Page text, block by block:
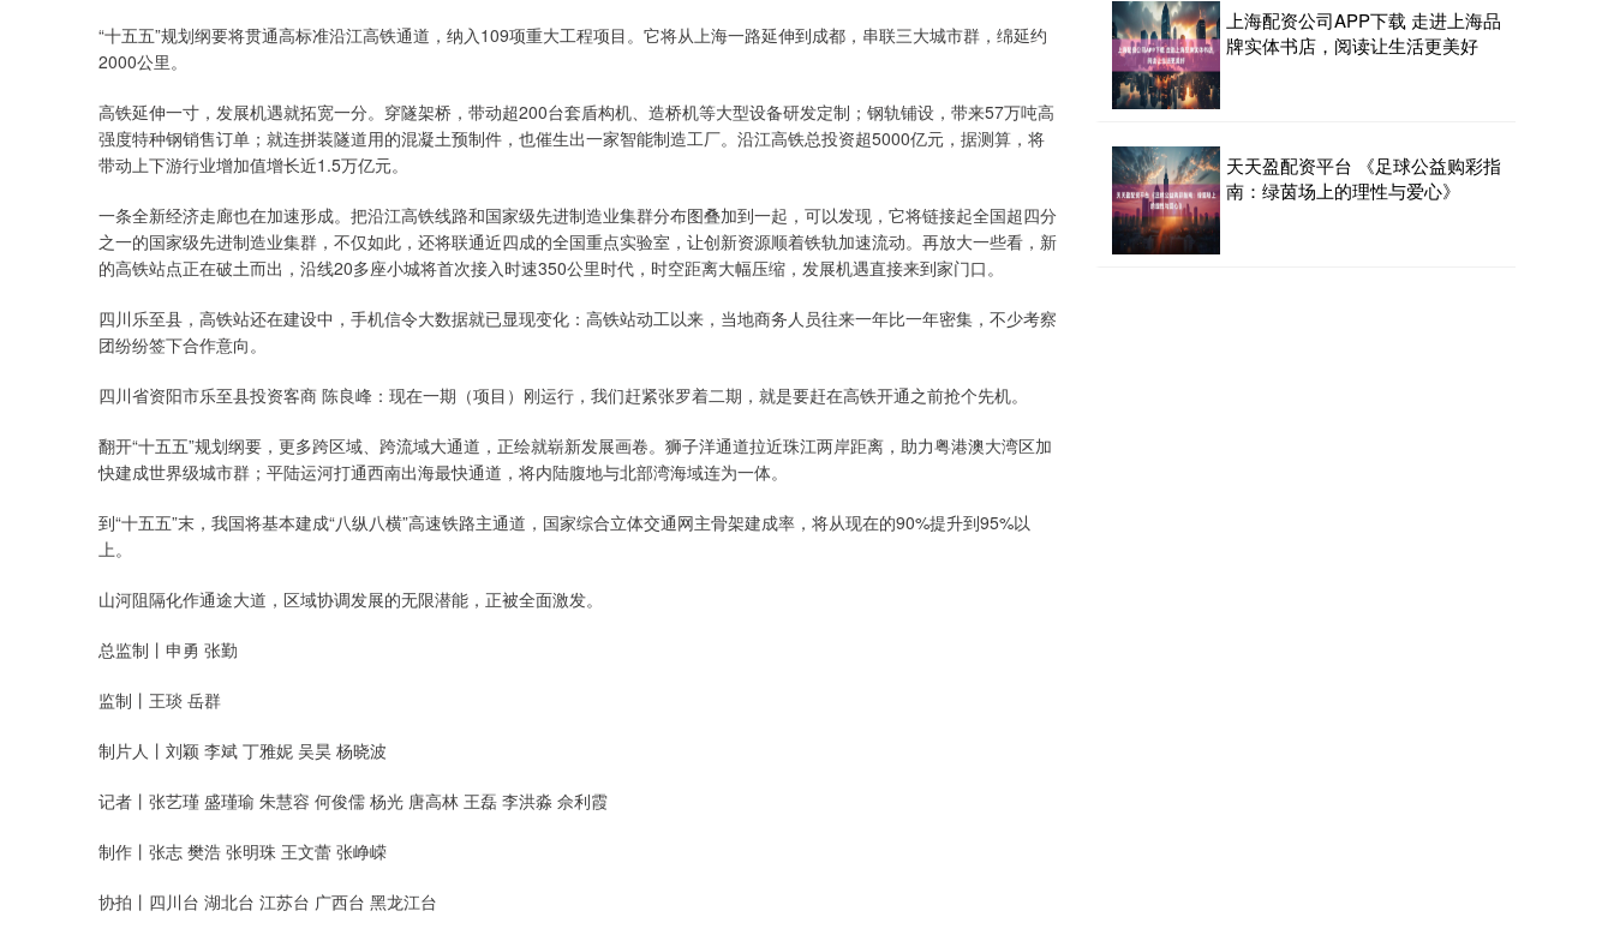
“十五五”规划纲要将贯通高标准沿江高铁通道，纳入109项重大工程项目。它将从上海一路延伸到成都，串联三大城市群，绵延约
2000公里。
高铁延伸一寸，发展机遇就拓宽一分。穿隧架桥，带动超200台套盾构机、造桥机等大型设备研发定制；钢轨铺设，带来57万吨高
强度特种钢销售订单；就连拼装隧道用的混凝土预制件，也催生出一家智能制造工厂。沿江高铁总投资超5000亿元，据测算，将
带动上下游行业增加值增长近1.5万亿元。
一条全新经济走廊也在加速形成。把沿江高铁线路和国家级先进制造业集群分布图叠加到一起，可以发现，它将链接起全国超四分
之一的国家级先进制造业集群，不仅如此，还将联通近四成的全国重点实验室，让创新资源顺着铁轨加速流动。再放大一些看，新
的高铁站点正在破土而出，沿线20多座小城将首次接入时速350公里时代，时空距离大幅压缩，发展机遇直接来到家门口。
四川乐至县，高铁站还在建设中，手机信令大数据就已显现变化：高铁站动工以来，当地商务人员往来一年比一年密集，不少考察
团纷纷签下合作意向。
四川省资阳市乐至县投资客商 陈良峰：现在一期（项目）刚运行，我们赶紧张罗着二期，就是要赶在高铁开通之前抢个先机。
翻开“十五五”规划纲要，更多跨区域、跨流域大通道，正绘就崭新发展画卷。狮子洋通道拉近珠江两岸距离，助力粤港澳大湾区加
快建成世界级城市群；平陆运河打通西南出海最快通道，将内陆腹地与北部湾海域连为一体。
到“十五五”末，我国将基本建成“八纵八横”高速铁路主通道，国家综合立体交通网主骨架建成率，将从现在的90%提升到95%以
上。
山河阻隔化作通途大道，区域协调发展的无限潜能，正被全面激发。
总监制丨申勇 张勤
监制丨王琰 岳群
制片人丨刘颖 李斌 丁雅妮 吴昊 杨晓波
记者丨张艺瑾 盛瑾瑜 朱慧容 何俊儒 杨光 唐高林 王磊 李洪淼 佘利霞
制作丨张志 樊浩 张明珠 王文蕾 张峥嵘
协拍丨四川台 湖北台 江苏台 广西台 黑龙江台
上海配资公司APP下载 走进上海品
牌实体书店，阅读让生活更美好
天天盈配资平台 《足球公益购彩指
南：绿茵场上的理性与爱心》